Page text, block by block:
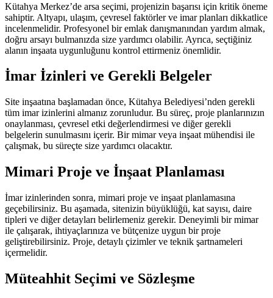
Kütahya Merkez’de arsa seçimi, projenizin başarısı için kritik öneme
sahiptir. Altyapı, ulaşım, çevresel faktörler ve imar planları dikkatlice
incelenmelidir. Profesyonel bir emlak danışmanından yardım almak,
doğru arsayı bulmanızda size yardımcı olabilir. Ayrıca, seçtiğiniz
alanın inşaata uygunluğunu kontrol ettirmeniz önemlidir.
İmar İzinleri ve Gerekli Belgeler
Site inşaatına başlamadan önce, Kütahya Belediyesi’nden gerekli
tüm imar izinlerini almanız zorunludur. Bu süreç, proje planlarınızın
onaylanması, çevresel etki değerlendirmesi ve diğer gerekli
belgelerin sunulmasını içerir. Bir mimar veya inşaat mühendisi ile
çalışmak, bu süreçte size yardımcı olacaktır.
Mimari Proje ve İnşaat Planlaması
İmar izinlerinden sonra, mimari proje ve inşaat planlamasına
geçebilirsiniz. Bu aşamada, sitenizin büyüklüğü, kat sayısı, daire
tipleri ve diğer detayları belirlemeniz gerekir. Deneyimli bir mimar
ile çalışarak, ihtiyaçlarınıza ve bütçenize uygun bir proje
geliştirebilirsiniz. Proje, detaylı çizimler ve teknik şartnameleri
içermelidir.
Müteahhit Seçimi ve Sözleşme